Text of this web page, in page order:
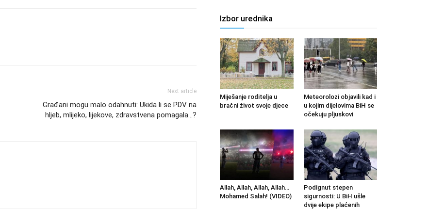
Next article
Građani mogu malo odahnuti: Ukida li se PDV na
hljeb, mlijeko, lijekove, zdravstvena pomagala…?
Izbor urednika
Miješanje roditelja u
bračni život svoje djece
Meteorolozi objavili kad i
u kojim dijelovima BiH se
očekuju pljuskovi
Allah, Allah, Allah, Allah…
Mohamed Salah! (VIDEO)
Podignut stepen
sigurnosti: U BiH ušle
dvije ekipe plaćenih